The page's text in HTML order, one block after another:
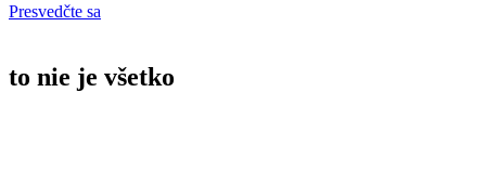
Presvedčte sa
to nie je všetko